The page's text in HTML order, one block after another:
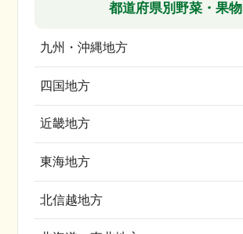
都道府県別野菜・果物
九州・沖縄地方
四国地方
近畿地方
東海地方
北信越地方